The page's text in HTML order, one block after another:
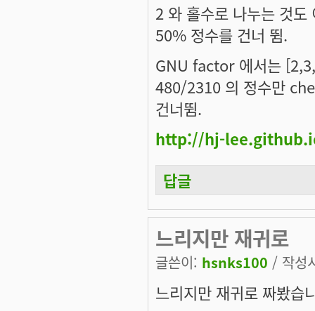
2 와 홀수로 나누는 것
50% 정수를 건너 뜀.
GNU factor 에서는
480/2310 의 정수만
건너뜀.
http://hj-
답글
느리지만 재귀로
글쓴이: hsnks100 / 작성
느리지만 재귀로 짜봤습